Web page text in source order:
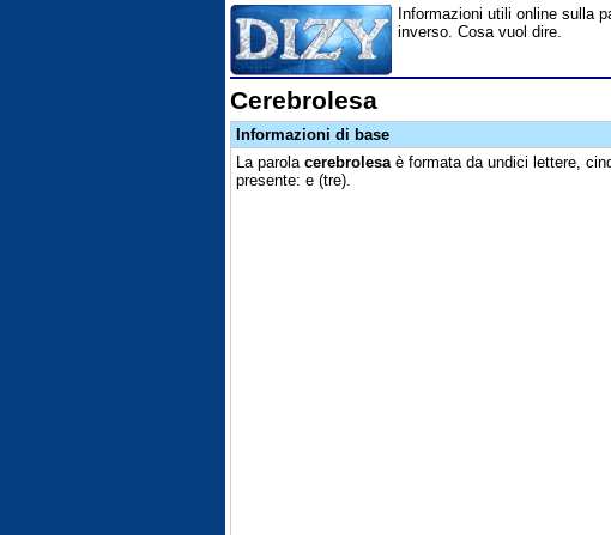
Informazioni utili online sulla
inverso. Cosa vuol dire.
Cerebrolesa
Informazioni di base
La parola cerebrolesa è formata da undici lettere,
presente: e (tre).